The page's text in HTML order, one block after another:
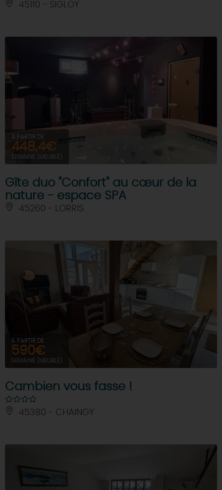
45110 - SIGLOY
À PARTIR DE
448,4€
SEMAINE (MEUBLÉ)
Gîte duo "Confort" au cœur de la
nature - espace SPA
45260 - LORRIS
À PARTIR DE
590€
SEMAINE (MEUBLÉ)
Cambien vous fasse !
45380 - CHAINGY